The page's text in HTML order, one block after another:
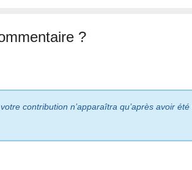
?
contribution n’apparaîtra qu’après avoir